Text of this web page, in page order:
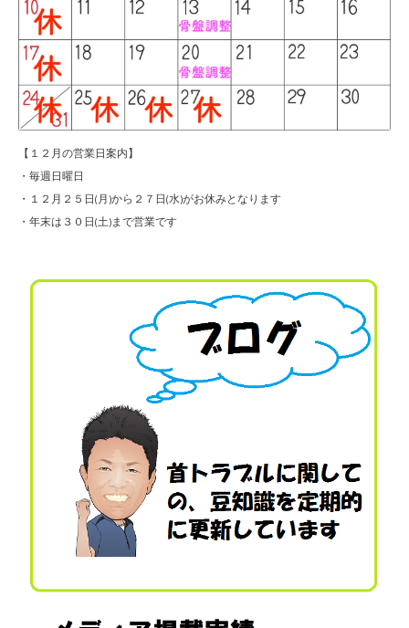
【１２月の営業日案内】
・毎週日曜日
・１２月２５日(月)から２７日(水)がお休みとなります
・年末は３０日(土)まで営業です